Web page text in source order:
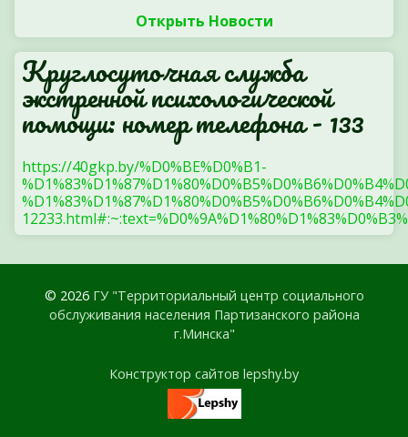
Открыть Новости
Круглосуточная служба
экстренной психологической
помощи: номер телефона - 133
https://40gkp.by/%D0%BE%D0%B1-
© 2026 ГУ "Территориальный центр социального
обслуживания населения Партизанского района
г.Минска"
Конструктор сайтов lepshy.by